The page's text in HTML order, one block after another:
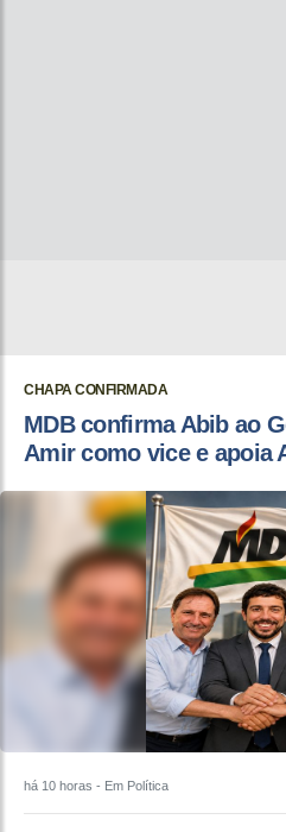
CHAPA CONFIRMADA
MDB confirma Abib ao
Amir como vice e apoia
há 10 horas - Em Política